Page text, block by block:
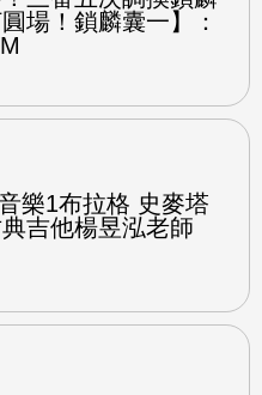
場！鎖麟囊一】：
樂1布拉格 史麥塔
吉他楊昱泓老師